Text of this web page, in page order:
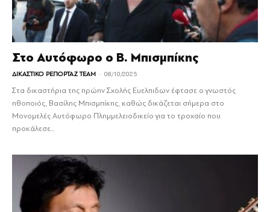
Στο Αυτόφωρο ο Β. Μπισμπίκης
ΔΙΚΑΣΤΙΚΟ ΡΕΠΟΡΤΑΖ TEAM - 08/10/2025
Στα δικαστήρια της πρώην Σχολής Ευελπιδων έφτασε ο γνωστός
ηθοποιός, Βασίλης Μπισμπίκης, καθώς δικάζεται σήμερα στο
Μονομελές Αυτόφωρο Πλημμελειοδικείο για το τροχαίο που
προκάλεσε...